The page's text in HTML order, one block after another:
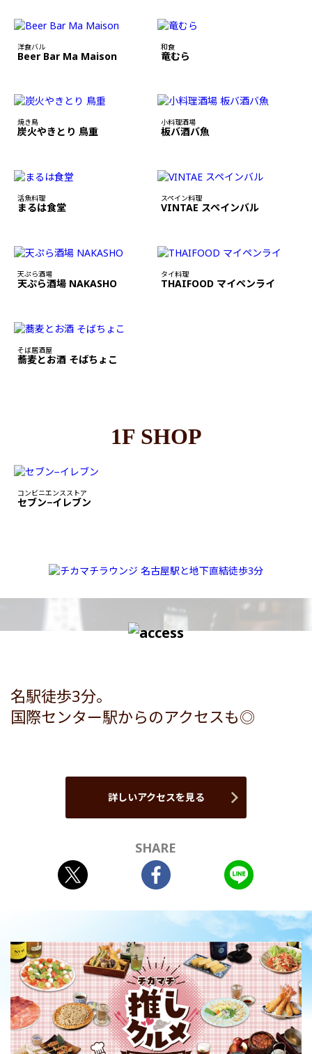
洋食バル
Beer Bar Ma Maison
和食
竜むら
焼き鳥
炭火やきとり 鳥重
小料理酒場
板バ酒バ魚
活魚料理
まるは食堂
スペイン料理
VINTAE スペインバル
天ぷら酒場
天ぷら酒場 NAKASHO
タイ料理
THAIFOOD マイペンライ
そば居酒屋
蕎麦とお酒 そばちょこ
1F SHOP
コンビニエンスストア
セブン−イレブン
名駅徒歩3分。
国際センター駅からのアクセスも◎
詳しいアクセスを見る
SHARE